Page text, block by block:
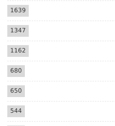
1639
1347
1162
680
650
544